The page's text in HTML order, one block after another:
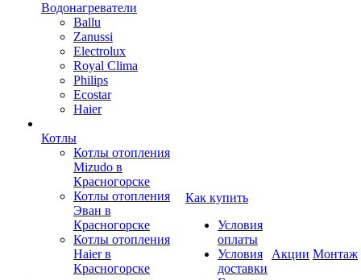
Водонагреватели
Ballu
Zanussi
Electrolux
Royal Clima
Philips
Ecostar
Haier
Котлы
Котлы отопления
Mizudo в
Красногорске
Котлы отопления
Эван в
Красногорске
Котлы отопления
Haier в
Красногорске
Как купить
Условия
оплаты
Условия
доставки
Акции Монтаж